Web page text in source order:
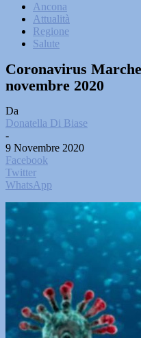
Ancona
Attualità
Regione
Salute
Coronavirus
novembre 2020
Da
Donatella Di Biase
-
9 Novembre 2020
Facebook
Twitter
WhatsApp